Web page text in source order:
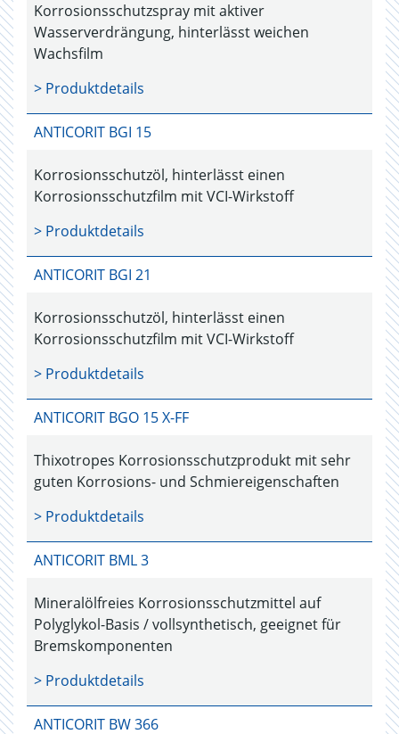
Korrosionsschutzspray mit aktiver
Wasserverdrängung, hinterlässt weichen
Wachsfilm
> Produktdetails
ANTICORIT BGI 15
Korrosionsschutzöl, hinterlässt einen
Korrosionsschutzfilm mit VCI-Wirkstoff
> Produktdetails
ANTICORIT BGI 21
Korrosionsschutzöl, hinterlässt einen
Korrosionsschutzfilm mit VCI-Wirkstoff
> Produktdetails
ANTICORIT BGO 15 X-FF
Thixotropes Korrosionsschutzprodukt mit sehr
guten Korrosions- und Schmiereigenschaften
> Produktdetails
ANTICORIT BML 3
Mineralölfreies Korrosionsschutzmittel auf
Polyglykol-Basis / vollsynthetisch, geeignet für
Bremskomponenten
> Produktdetails
ANTICORIT BW 366